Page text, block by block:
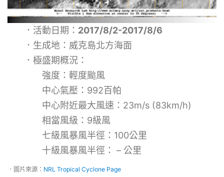
．活動日期： 2017/8/2-2017/8/6
．生成地：威克島北方海面
．極盛期概況：
強度：輕度颱風
中心氣壓：992百帕
中心附近最大風速：23m/s (83km/h)
相當風級：9級風
七級風暴風半徑：100公里
十級風暴風半徑： – 公里
．圖片來源： NRL Tropical Cyclone Page